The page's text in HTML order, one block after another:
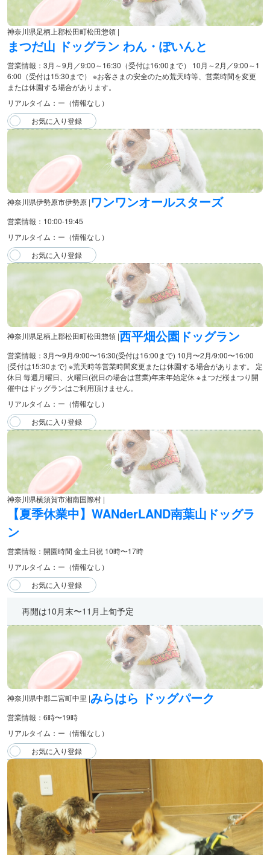
神奈川県足柄上郡松田町松田惣領 |
まつだ山 ドッグラン わん・ぽいんと
営業情報：3月～9月／9:00～16:30（受付は16:00まで） 10月～2月／9:00～1
6:00（受付は15:30まで） ※お客さまの安全のため荒天時等、営業時間を変更
または休園する場合があります。
リアルタイム：ー（情報なし）
神奈川県伊勢原市伊勢原 |ワンワンオールスターズ
営業情報：10:00-19:45
リアルタイム：ー（情報なし）
神奈川県足柄上郡松田町松田惣領 |西平畑公園ドッグラン
営業情報：3月〜9月/9:00〜16:30(受付は16:00まで) 10月〜2月/9:00〜16:00
(受付は15:30まで) ※荒天時等営業時間変更または休園する場合があります。 定
休日 毎週月曜日、火曜日(祝日の場合は営業)年末年始定休 ※まつだ桜まつり開
催中はドッグランはご利用頂けません。
リアルタイム：ー（情報なし）
神奈川県横須賀市湘南国際村 |
【夏季休業中】WANderLAND南葉山ドッグラ
ン
営業情報：開園時間 金土日祝 10時〜17時
リアルタイム：ー（情報なし）
再開は10月末〜11月上旬予定
神奈川県中郡二宮町中里 |みらはら ドッグパーク
営業情報：6時〜19時
リアルタイム：ー（情報なし）